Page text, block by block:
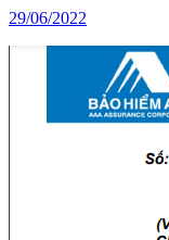
29/06/2022